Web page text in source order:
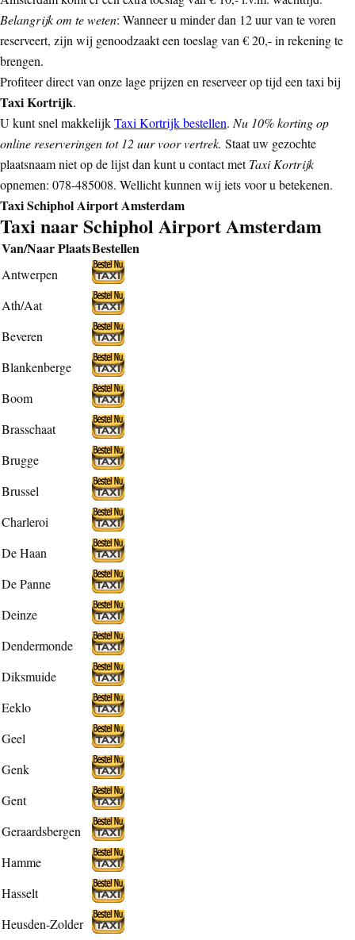
Belangrijk om te weten: Wanneer u minder dan 12 uur van te voren
reserveert, zijn wij genoodzaakt een toeslag van € 20,- in rekening te
brengen.
Profiteer direct van onze lage prijzen en reserveer op tijd een taxi bij
Taxi Kortrijk.
U kunt snel makkelijkTaxi Kortrijk bestellen. Nu 10% korting op
online reserveringen tot 12 uur voor vertrek. Staat uw gezochte
plaatsnaam niet op de lijst dan kunt u contact metTaxi Kortrijk
opnemen: 078-485008. Wellicht kunnen wij iets voor u betekenen.
Taxi Schiphol Airport Amsterdam
Taxi naar Schiphol Airport Amsterdam
Van/Naar PlaatsBestellen
Antwerpen
Ath/Aat
Beveren
Blankenberge
Boom
Brasschaat
Brugge
Brussel
Charleroi
De Haan
De Panne
Deinze
Dendermonde
Diksmuide
Eeklo
Geel
Genk
Gent
Geraardsbergen
Hamme
Hasselt
Heusden-Zolder